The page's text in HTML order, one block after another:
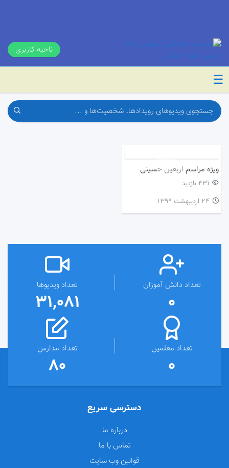
ناحیه کاربری
☰
ویژه مراسم اربعین حسینی
431 بازدید
۲۴ اردیبهشت ۱۳۹۹
تعداد دانش آموزان
0
تعداد ویدیوها
31,081
تعداد معلمین
0
تعداد مدارس
80
دسترسی سریع
درباره ما
تماس با ما
قوانین وب سایت